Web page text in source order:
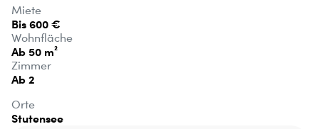
Miete
Bis 600 €
Wohnfläche
Ab 50 m²
Zimmer
Ab 2
Orte
Stutensee